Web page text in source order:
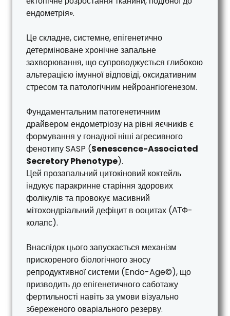
ендометрія».
Це складне, системне, епігенетично
детерміноване хронічне запальне
захворювання, що супроводжується глибокою
альтерацією імунної відповіді, оксидативним
стресом та патологічним нейроангіогенезом.
Фундаментальним патогенетичним
драйвером ендометріозу на рівні яєчників є
формування у гонадної ніші агресивного
фенотипу SASP (Senescence-Associated
Secretory Phenotype).
Цей прозапальний цитокіновий коктейль
індукує паракринне старіння здорових
фолікулів та провокує масивний
мітохондріальний дефіцит в ооцитах (АТФ-
колапс).
Внаслідок цього запускається механізм
прискореного біологічного зносу
репродуктивної системи (Endo-Age©), що
призводить до епігенетичного саботажу
фертильності навіть за умови візуально
збереженого оваріального резерву.